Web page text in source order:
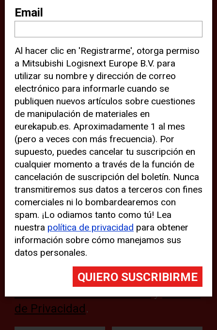
sitio web (por ejemplo, ofreciéndole
información de ubicación). Estas
terceras partes también definen
cookies en su dispositivo y pueden
rastrear su comportamiento en
internet. Al hacer clic en “Aceptar”,
significa que está de acuerdo con el
uso de cookies analíticas y de
terceros para tener una experiencia
óptima en nuestro sitio web. Si
elige “Declinar” el uso de cookies
analíticas y de terceros, evitará que
terceras partes rastreen su
comportamiento en nuestro sitio
web, aunque pueden aparecer
problemas técnicos con el sitio
web. Para obtener más
información, lea nuestra
de Privacidad .
Email
Al hacer clic en 'Registrarme', otorga permiso
a Mitsubishi Logisnext Europe B.V. para
utilizar su nombre y dirección de correo
electrónico para informarle cuando se
publiquen nuevos artículos sobre cuestiones
de manipulación de materiales en
eurekapub.es. Aproximadamente 1 al mes
(pero a veces con más frecuencia). Por
supuesto, puedes cancelar tu suscripción en
cualquier momento a través de la función de
cancelación de suscripción del boletín. Nunca
transmitiremos sus datos a terceros con fines
comerciales ni lo bombardearemos con
spam. ¡Lo odiamos tanto como tú! Lea
nuestra política de privacidad para obtener
información sobre cómo manejamos sus
datos personales.